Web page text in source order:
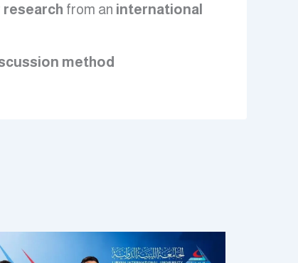
research from an international
method